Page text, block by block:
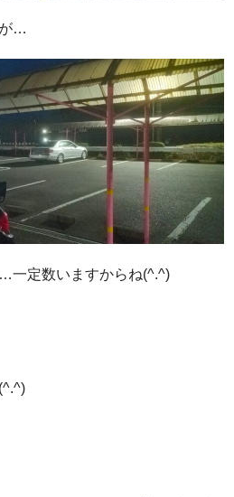
…
一定数いますからね(^.^)